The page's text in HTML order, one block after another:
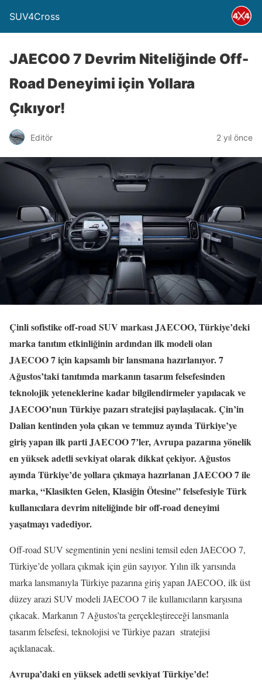
SUV4Cross
JAECOO 7 Devrim Niteliğinde Off-
Road Deneyimi için Yollara
Çıkıyor!
Editör 2 yıl önce
Çinli sofistike off-road SUV markası JAECOO, Türkiye’deki
marka tanıtım etkinliğinin ardından ilk modeli olan
JAECOO 7 için kapsamlı bir lansmana hazırlanıyor. 7
Ağustos’taki tanıtımda markanın tasarım felsefesinden
teknolojik yeteneklerine kadar bilgilendirmeler yapılacak ve
JAECOO’nun Türkiye pazarı stratejisi paylaşılacak. Çin’in
Dalian kentinden yola çıkan ve temmuz ayında Türkiye’ye
giriş yapan ilk parti JAECOO 7’ler, Avrupa pazarına yönelik
en yüksek adetli sevkiyat olarak dikkat çekiyor. Ağustos
ayında Türkiye’de yollara çıkmaya hazırlanan JAECOO 7 ile
marka, “Klasikten Gelen, Klasiğin Ötesine” felsefesiyle Türk
kullanıcılara devrim niteliğinde bir off-road deneyimi
yaşatmayı vadediyor.
Off-road SUV segmentinin yeni neslini temsil eden JAECOO 7,
Türkiye’de yollara çıkmak için gün sayıyor. Yılın ilk yarısında
marka lansmanıyla Türkiye pazarına giriş yapan JAECOO, ilk üst
düzey arazi SUV modeli JAECOO 7 ile kullanıcıların karşısına
çıkacak. Markanın 7 Ağustos’ta gerçekleştireceği lansmanla
tasarım felsefesi, teknolojisi ve Türkiye pazarı stratejisi
açıklanacak.
Avrupa’daki en yüksek adetli sevkiyat Türkiye’de!